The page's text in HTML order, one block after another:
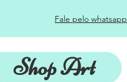
Fale pelo whatsapp
Shop Art